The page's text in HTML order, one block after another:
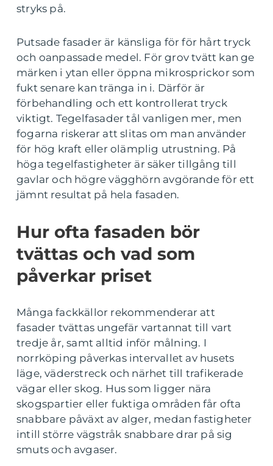
stryks på.
Putsade fasader är känsliga för för hårt tryck
och oanpassade medel. För grov tvätt kan ge
märken i ytan eller öppna mikrosprickor som
fukt senare kan tränga in i. Därför är
förbehandling och ett kontrollerat tryck
viktigt. Tegelfasader tål vanligen mer, men
fogarna riskerar att slitas om man använder
för hög kraft eller olämplig utrustning. På
höga tegelfastigheter är säker tillgång till
gavlar och högre vägghörn avgörande för ett
jämnt resultat på hela fasaden.
Hur ofta fasaden bör
tvättas och vad som
påverkar priset
Många fackkällor rekommenderar att
fasader tvättas ungefär vartannat till vart
tredje år, samt alltid inför målning. I
norrköping påverkas intervallet av husets
läge, väderstreck och närhet till trafikerade
vägar eller skog. Hus som ligger nära
skogspartier eller fuktiga områden får ofta
snabbare påväxt av alger, medan fastigheter
intill större vägstråk snabbare drar på sig
smuts och avgaser.